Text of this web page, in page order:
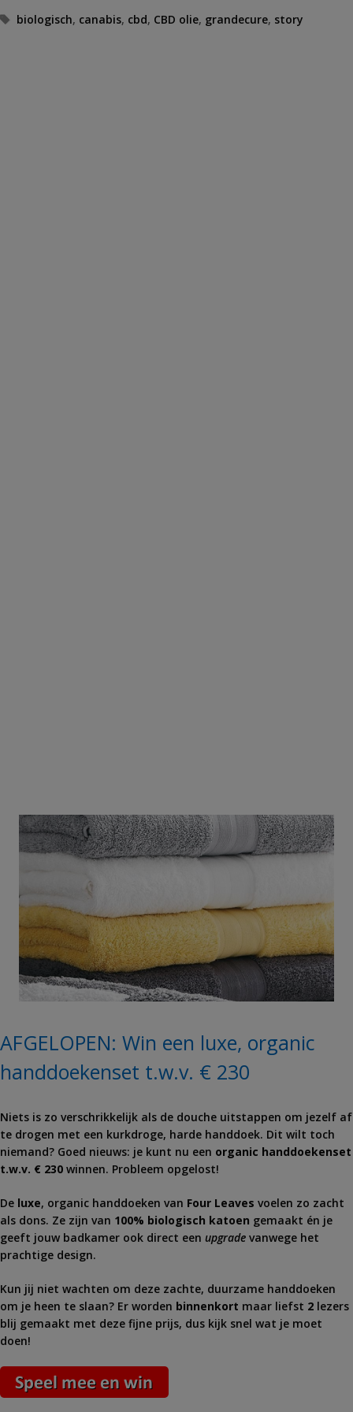
Tags
biologisch, canabis, cbd, CBD olie, grandecure, story
AFGELOPEN: Win een luxe, organic
handdoekenset t.w.v. € 230
Niets is zo verschrikkelijk als de douche uitstappen om jezelf af
te drogen met een kurkdroge, harde handdoek. Dit wilt toch
niemand? Goed nieuws: je kunt nu een organic handdoekenset
t.w.v. € 230 winnen. Probleem opgelost!
De luxe, organic handdoeken van Four Leaves voelen zo zacht
als dons. Ze zijn van 100% biologisch katoen gemaakt én je
geeft jouw badkamer ook direct een upgrade vanwege het
prachtige design.
Kun jij niet wachten om deze zachte, duurzame handdoeken
om je heen te slaan? Er worden binnenkort maar liefst 2 lezers
blij gemaakt met deze fijne prijs, dus kijk snel wat je moet
doen!